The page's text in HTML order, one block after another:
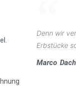
Denn wir
Erbstücke
Marco